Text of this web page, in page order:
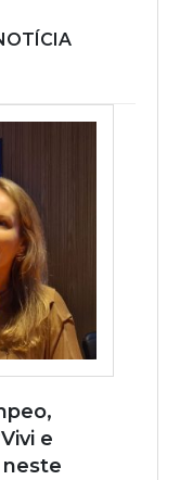
e
neste